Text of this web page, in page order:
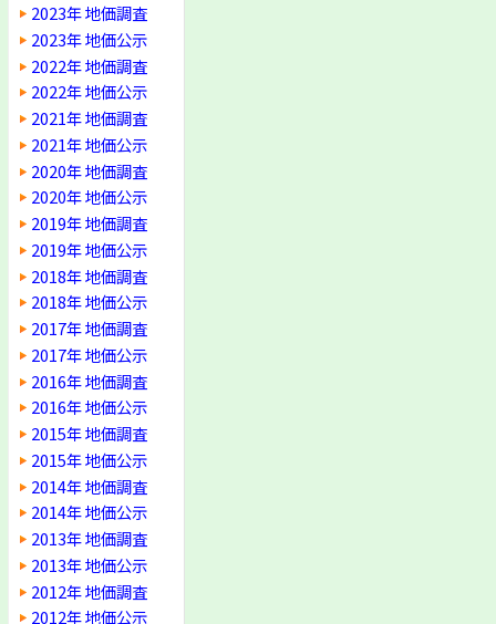
2023年 地価調査
2023年 地価公示
2022年 地価調査
2022年 地価公示
2021年 地価調査
2021年 地価公示
2020年 地価調査
2020年 地価公示
2019年 地価調査
2019年 地価公示
2018年 地価調査
2018年 地価公示
2017年 地価調査
2017年 地価公示
2016年 地価調査
2016年 地価公示
2015年 地価調査
2015年 地価公示
2014年 地価調査
2014年 地価公示
2013年 地価調査
2013年 地価公示
2012年 地価調査
2012年 地価公示